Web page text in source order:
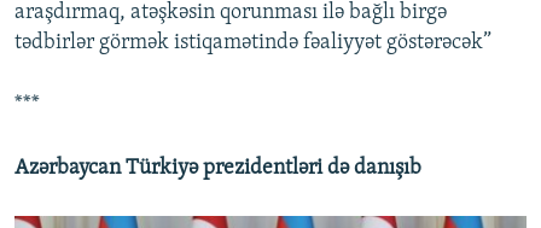
araşdırmaq, atəşkəsin qorunması ilə bağlı birgə
tədbirlər görmək istiqamətində fəaliyyət göstərəcək”
***
Azərbaycan Türkiyə prezidentləri də danışıb